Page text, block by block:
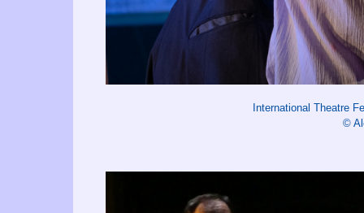
International Theatre
©